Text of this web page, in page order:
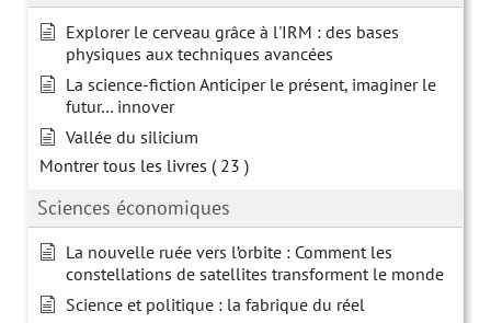
Explorer le cerveau grâce à l'IRM : des bases
physiques aux techniques avancées
La science-fiction Anticiper le présent, imaginer le
futur… innover
Vallée du silicium
Montrer tous les livres ( 23 )
Sciences économiques
La nouvelle ruée vers l’orbite : Comment les
constellations de satellites transforment le monde
Science et politique : la fabrique du réel